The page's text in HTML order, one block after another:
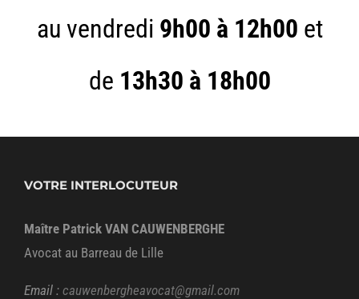
au vendredi 9h00 à 12h00 et
de 13h30 à 18h00
VOTRE INTERLOCUTEUR
Maître Patrick VAN CAUWENBERGHE
Avocat au Barreau de Lille
Email : cauwenbergheavocat@gmail.com